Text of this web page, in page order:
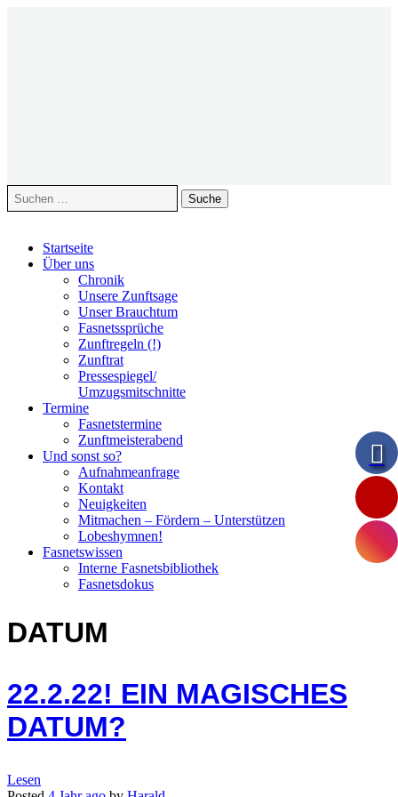
Suche
nach:
Zum
Inhalt
Startseite
Über uns
Chronik
Unsere Zunftsage
Unser Brauchtum
Fasnetssprüche
Zunftregeln (!)
Zunftrat
Pressespiegel/
Umzugsmitschnitte
Termine
Fasnetstermine
Zunftmeisterabend
Und sonst so?
Aufnahmeanfrage
Kontakt
Neuigkeiten
Mitmachen – Fördern – Unterstützen
Lobeshymnen!
Fasnetswissen
Interne Fasnetsbibliothek
Fasnetsdokus
DATUM
22.2.22! EIN MAGISCHES
DATUM?
Lesen